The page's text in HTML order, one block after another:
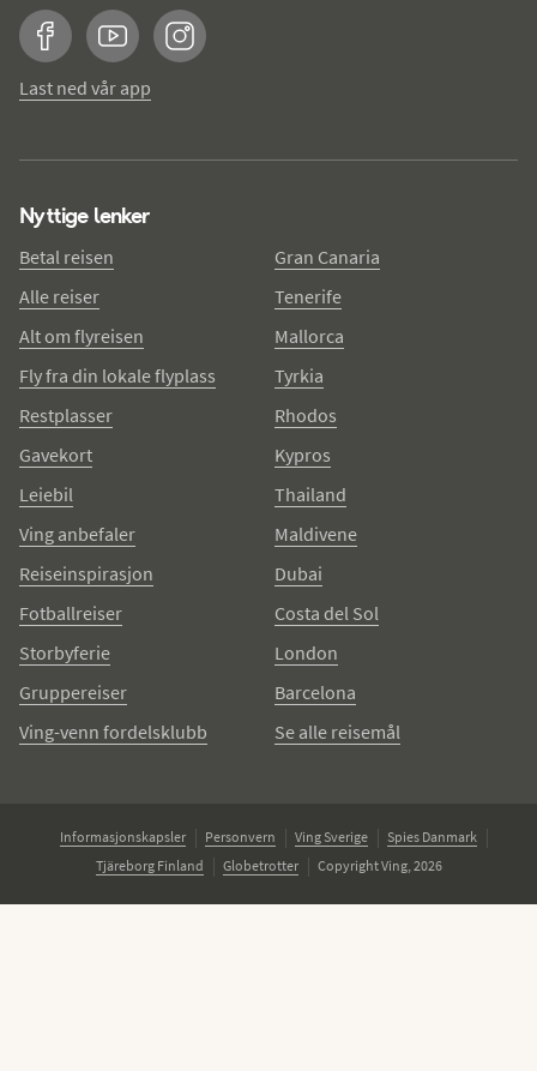
FacebookYouTubeInstagram
Last ned vår app
Nyttige lenker
Betal reisen
Alle reiser
Alt om flyreisen
Fly fra din lokale flyplass
Restplasser
Gavekort
Leiebil
Ving anbefaler
Reiseinspirasjon
Fotballreiser
Storbyferie
Gruppereiser
Ving-venn fordelsklubb
Gran Canaria
Tenerife
Mallorca
Tyrkia
Rhodos
Kypros
Thailand
Maldivene
Dubai
Costa del Sol
London
Barcelona
Se alle reisemål
Informasjonskapsler Personvern Ving Sverige
Spies Danmark
Tjäreborg Finland
Globetrotter Copyright Ving, 2026